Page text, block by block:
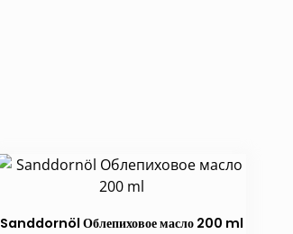
Sanddornöl Облепиховое масло 200 ml